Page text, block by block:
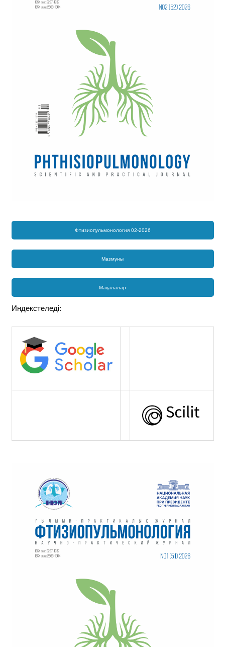
Фтизиопульмонология 02-2026
Мазмұны
Мақалалар
Индекстеледі: